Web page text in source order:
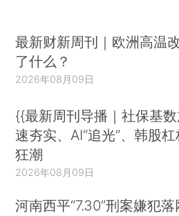
最新财新周刊｜欧洲高温
了什么？
2026年08月09日
{{最新周刊导播｜社保基数
速夯实、AI“追光”、韩股
狂潮
2026年08月09日
河南西平“7.30”刑案嫌犯落